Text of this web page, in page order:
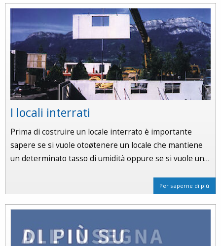
I locali interrati
Prima di costruire un locale interrato è importante
sapere se si vuole otoøtenere un locale che mantiene
un determinato tasso di umidità oppure se si vuole un…
Per saperne di più